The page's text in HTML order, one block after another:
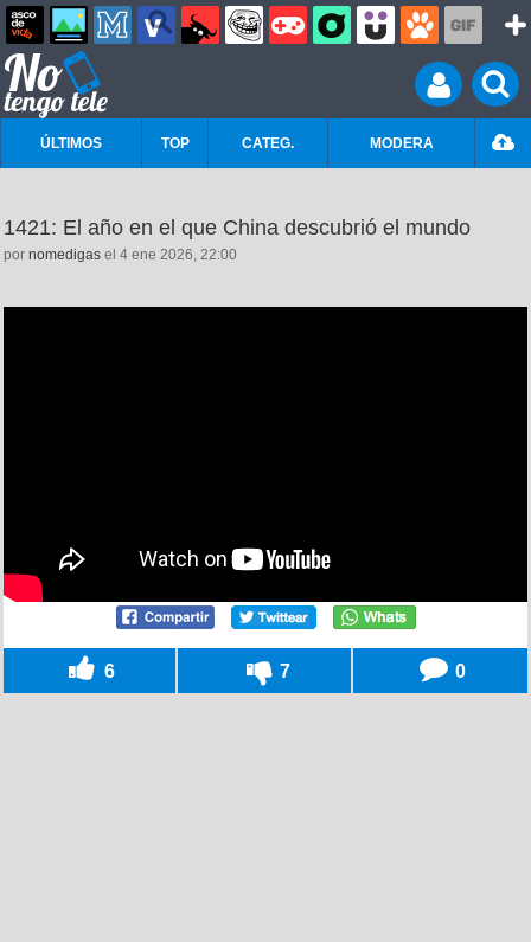
ÚLTIMOS TOP CATEG. MODERA
1421: El año en el que China descubrió el mundo
por nomedigas el 4 ene 2026, 22:00
6 7 0